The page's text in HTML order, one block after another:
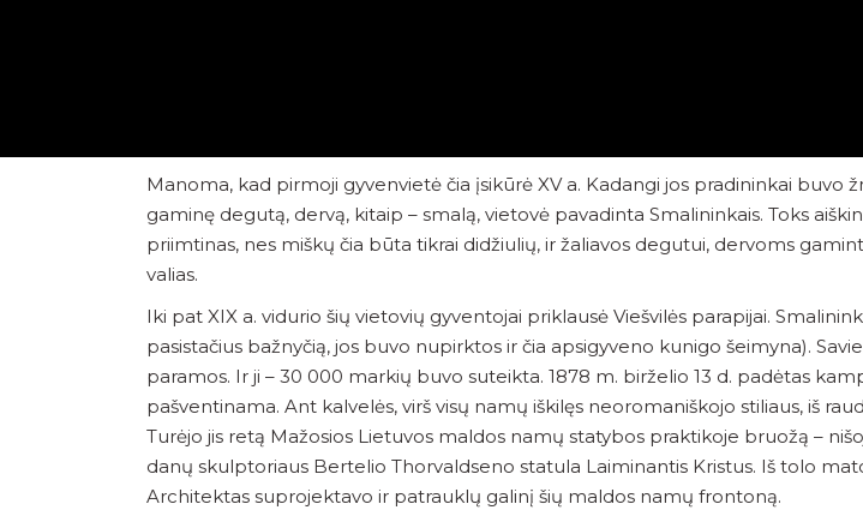
Manoma, kad pirmoji gyvenvietė čia įsikūrė XV a. Kadangi jos pradininkai buvo
gaminę degutą, dervą, kitaip – smalą, vietovė pavadinta Smalininkais. Toks
priimtinas, nes miškų čia būta tikrai didžiulių, ir žaliavos degutui, dervoms
valias.
Iki pat XIX a. vidurio šių vietovių gyventojai priklausė Viešvilės parapijai.
pasistačius bažnyčią, jos buvo nupirktos ir čia apsigyveno kunigo šeimyna).
paramos. Ir ji – 30 000 markių buvo suteikta. 1878 m. birželio 13 d. padėtas
pašventinama. Ant kalvelės, virš visų namų iškilęs neoromaniškojo stiliaus, iš
Turėjo jis retą Mažosios Lietuvos maldos namų statybos praktikoje bruožą –
danų skulp­toriaus Bertelio Thorvaldseno statula Laiminantis Kristus. Iš tolo
Architektas suprojektavo ir patrauklų galinį šių maldos namų frontoną.